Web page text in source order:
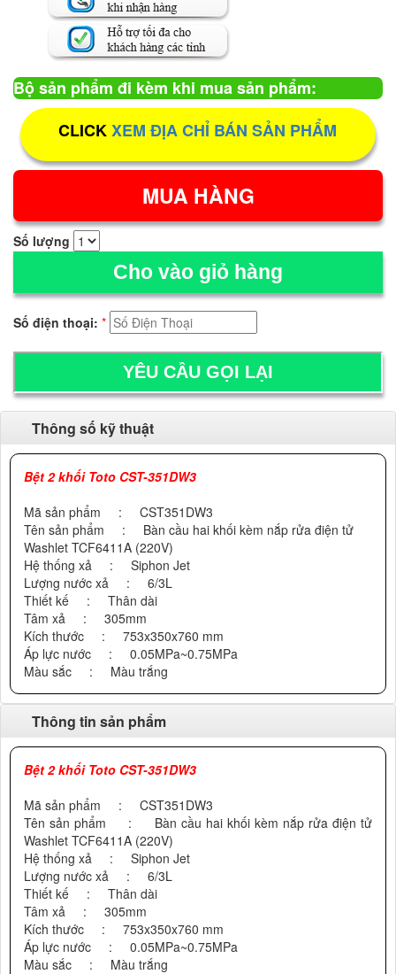
Bộ sản phẩm đi kèm khi mua sản phẩm:
CLICKXEM ĐỊA CHỈ BÁN SẢN PHẨM
Số lượng
Cho vào giỏ hàng
Số điện thoại: *
Thông số kỹ thuật
Bệt 2 khối Toto CST-351DW3
Mã sản phẩm : CST351DW3
Tên sản phẩm : Bàn cầu hai khối kèm nắp rửa điện tử
Washlet TCF6411A (220V)
Hệ thống xả : Siphon Jet
Lượng nước xả : 6/3L
Thiết kế : Thân dài
Tâm xả : 305mm
Kích thước : 753x350x760 mm
Áp lực nước : 0.05MPa~0.75MPa
Màu sắc : Màu trắng
Thông tin sản phẩm
Bệt 2 khối Toto CST-351DW3
Mã sản phẩm : CST351DW3
Tên sản phẩm : Bàn cầu hai khối kèm nắp rửa điện tử
Washlet TCF6411A (220V)
Hệ thống xả : Siphon Jet
Lượng nước xả : 6/3L
Thiết kế : Thân dài
Tâm xả : 305mm
Kích thước : 753x350x760 mm
Áp lực nước : 0.05MPa~0.75MPa
Màu sắc : Màu trắng